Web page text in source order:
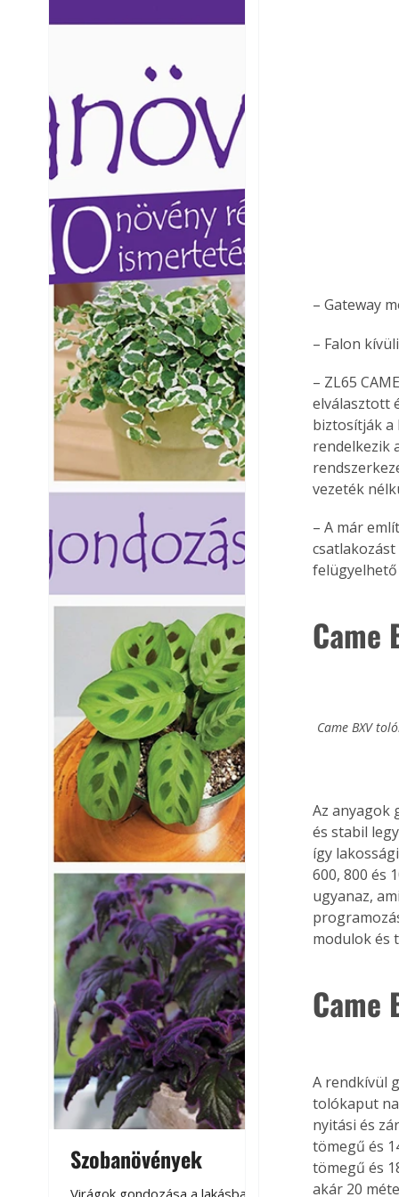
Szobanövények
Virágoskert:
teraszon,
– Gateway
– Falon
– ZL65
elválasztott
biztosítják a
rendelkezik
vezeték
– A már
Came
Came BXV
Az anyagok
és stabil
így
600, 800 és
ugyanaz,
modulok és
Came
A rendkívül
tolókaput
nyitási és
tömegű és
tömegű és
akár 20